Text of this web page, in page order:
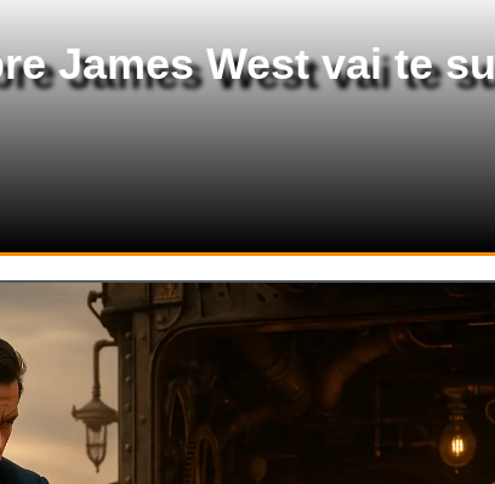
James West vai te